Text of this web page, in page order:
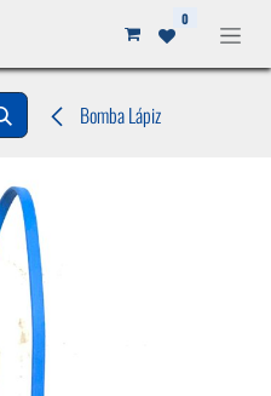
0
Bomba Lápiz